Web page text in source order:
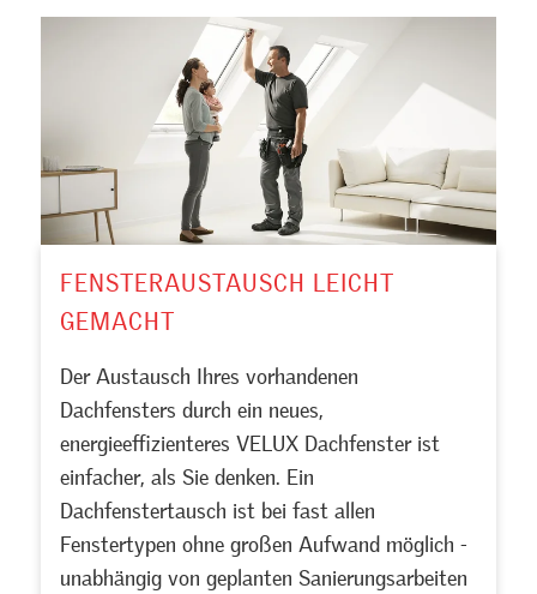
FENSTERAUSTAUSCH LEICHT
GEMACHT
Der Austausch Ihres vorhandenen
Dachfensters durch ein neues,
energieeffizienteres VELUX Dachfenster ist
einfacher, als Sie denken. Ein
Dachfenstertausch ist bei fast allen
Fenstertypen ohne großen Aufwand möglich -
unabhängig von geplanten Sanierungsarbeiten